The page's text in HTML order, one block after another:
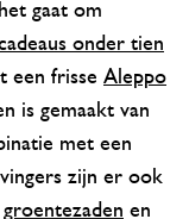
gaat om
onder tien
een frisse Aleppo
is gemaakt van
met een
zijn er ook
groentezaden en